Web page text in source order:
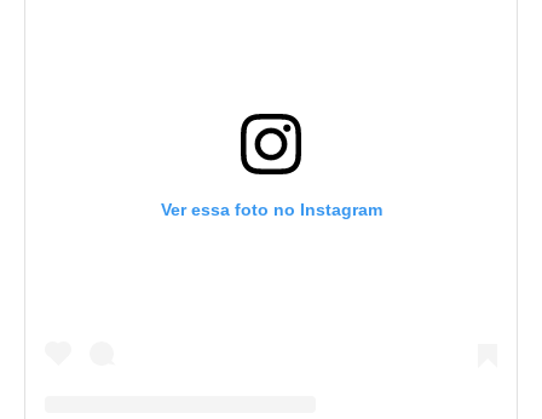
Ver essa foto no Instagram